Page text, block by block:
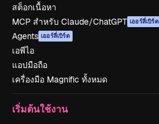
สต็อกเนื้อหา
MCP สำหรับ Claude/ChatGPT เออร์ลี่เบิร์ด
Agents เออร์ลี่เบิร์ด
เอพีไอ
แอปมือถือ
เครื่องมือ Magnific ทั้งหมด
เริ่มต้นใช้งาน